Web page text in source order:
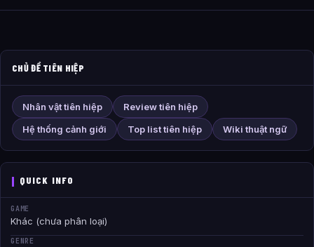
CHỦ ĐỀ TIÊN HIỆP
Nhân vật tiên hiệp
Review tiên hiệp
Hệ thống cảnh giới
Top list tiên hiệp Wiki thuật ngữ
QUICK INFO
GAME
Khác (chưa phân loại)
GENRE